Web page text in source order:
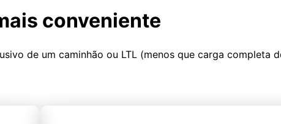
conveniente
de um caminhão ou LTL (menos que carga completa